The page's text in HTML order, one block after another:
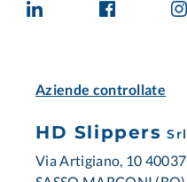
Aziende controllate
HD Slippers Srl
Via Artigiano, 10 40037